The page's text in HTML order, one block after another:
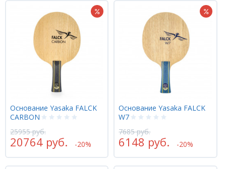
Основание Yasaka FALCK
CARBON
25955 руб.
20764 руб. -20%
Основание Yasaka FALCK
W7
7685 руб.
6148 руб. -20%